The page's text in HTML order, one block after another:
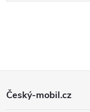
ZČeský-mobil.cz